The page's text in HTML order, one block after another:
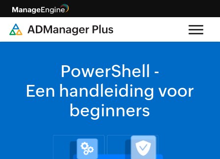
PowerShell -
Een handleiding voor
beginners